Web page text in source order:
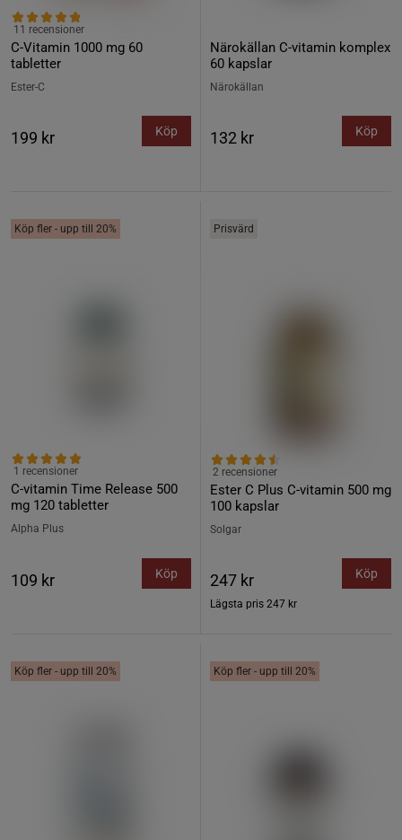
C-Vitamin 1000 mg 60
tabletter
11 recensioner
Ester-C
199 kr Köp
Närokällan C-vitamin komplex
60 kapslar
Närokällan
132 kr Köp
Köp fler - upp till 20%
C-vitamin Time Release 500
mg 120 tabletter
1 recensioner
Alpha Plus
109 kr Köp
Prisvärd
Ester C Plus C-vitamin 500 mg
100 kapslar
2 recensioner
Solgar
247 kr
Lägsta pris 247 kr
Köp
Köp fler - upp till 20% Köp fler - upp till 20%